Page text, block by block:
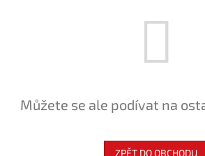
Můžete se ale podívat na
ZPĚT DO OBCHODU